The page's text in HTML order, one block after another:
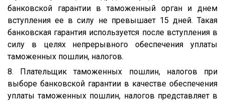
банковской гарантии в таможенный орган и днем
вступления ее в силу не превышает 15 дней. Такая
банковская гарантия используется после вступления в
силу в целях непрерывного обеспечения уплаты
таможенных пошлин, налогов.
8. Плательщик таможенных пошлин, налогов при
выборе банковской гарантии в качестве обеспечения
уплаты таможенных пошлин, налогов представляет в